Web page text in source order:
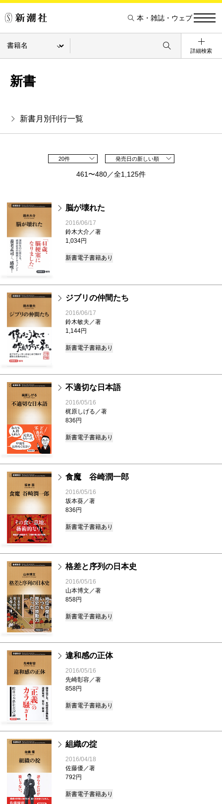
本・雑誌・ウェブ
詳細検索
新書
新書月別刊行一覧
20件 発売日の新しい順
461〜480／全1,125件
脳が壊れた
2016/06/17
鈴木大介／著
1,034円
新書電子書籍あり
ジブリの仲間たち
2016/06/17
鈴木敏夫／著
1,144円
新書電子書籍あり
不適切な日本語
2016/05/16
梶原しげる／著
836円
新書電子書籍あり
食魔 谷崎潤一郎
2016/05/16
坂本葵／著
836円
新書電子書籍あり
格差と序列の日本史
2016/05/16
山本博文／著
858円
新書電子書籍あり
違和感の正体
2016/05/16
先崎彰容／著
858円
新書電子書籍あり
組織の掟
2016/04/18
佐藤優／著
792円
新書電子書籍あり